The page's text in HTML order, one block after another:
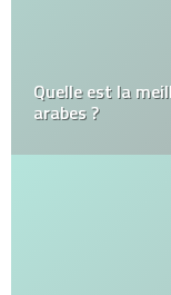
Quelle est la
arabes ?